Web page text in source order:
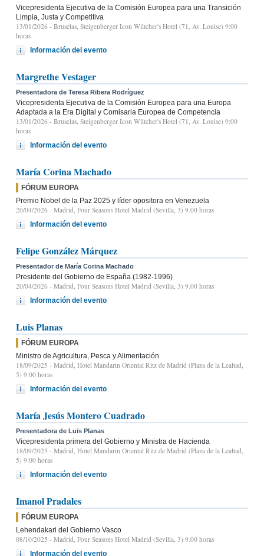
Vicepresidenta Ejecutiva de la Comisión Europea para una Transición
Limpia, Justa y Competitiva
13/01/2026 - Bruselas, Steigenberger Icon Wiltcher's Hotel (71, Av. Louise) 9:00
horas
Información del evento
Margrethe Vestager
Presentadora de Teresa Ribera Rodríguez
Vicepresidenta Ejecutiva de la Comisión Europea para una Europa
Adaptada a la Era Digital y Comisaria Europea de Competencia
13/01/2026 - Bruselas, Steigenberger Icon Wiltcher's Hotel (71, Av. Louise) 9:00
horas
Información del evento
María Corina Machado
FÓRUM EUROPA
Premio Nobel de la Paz 2025 y líder opositora en Venezuela
20/04/2026 - Madrid, Four Seasons Hotel Madrid (Sevilla, 3) 9.00 horas
Información del evento
Felipe González Márquez
Presentador de María Corina Machado
Presidente del Gobierno de España (1982-1996)
20/04/2026 - Madrid, Four Seasons Hotel Madrid (Sevilla, 3) 9.00 horas
Información del evento
Luis Planas
FÓRUM EUROPA
Ministro de Agricultura, Pesca y Alimentación
18/09/2025 - Madrid, Hotel Mandarin Oriental Ritz de Madrid (Plaza de la Lealtad,
5) 9:00 horas
Información del evento
María Jesús Montero Cuadrado
Presentadora de Luis Planas
Vicepresidenta primera del Gobierno y Ministra de Hacienda
18/09/2025 - Madrid, Hotel Mandarin Oriental Ritz de Madrid (Plaza de la Lealtad,
5) 9:00 horas
Información del evento
Imanol Pradales
FÓRUM EUROPA
Lehendakari del Gobierno Vasco
08/10/2025 - Madrid, Four Seasons Hotel Madrid (Sevilla, 3) 9.00 horas
Información del evento